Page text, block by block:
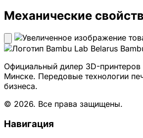
Механические
Официальный дилер 3D-принтеров
Минске. Передовые технологии
бизнеса.
© 2026. Все права защищены.
Навигация